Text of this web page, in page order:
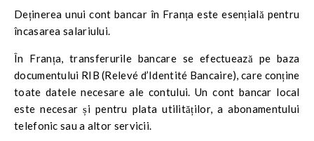
Deținerea unui cont bancar în Franța este esențială pentru
încasarea salariului.
În Franța, transferurile bancare se efectuează pe baza
documentului RIB (Relevé d’Identité Bancaire), care conține
toate datele necesare ale contului. Un cont bancar local
este necesar și pentru plata utilităților, a abonamentului
telefonic sau a altor servicii.